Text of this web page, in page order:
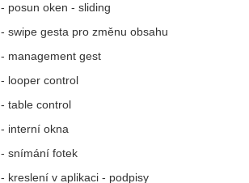
- posun oken - sliding
- swipe gesta pro změnu obsahu
- management gest
- looper control
- table control
- interní okna
- snímání fotek
- kreslení v aplikaci - podpisy